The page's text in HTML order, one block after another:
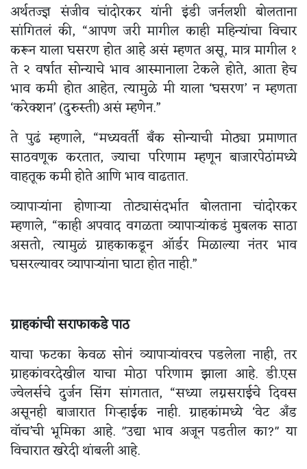
अर्थतज्ज्ञ संजीव चांदोरकर यांनी इंडी जर्नलशी बोलताना
सांगितलं की, “आपण जरी मागील काही महिन्यांचा विचार
करून याला घसरण होत आहे असं म्हणत असू, मात्र मागील १
ते २ वर्षात सोन्याचे भाव आस्मानाला टेकले होते, आता हेच
भाव कमी होत आहेत, त्यामुळे मी याला ‘घसरण’ न म्हणता
‘करेक्शन’ (दुरुस्ती) असं म्हणेन.”
ते पुढं म्हणाले, “मध्यवर्ती बँक सोन्याची मोठ्या प्रमाणात
साठवणूक करतात, ज्याचा परिणाम म्हणून बाजारपेठांमध्ये
वाहतूक कमी होते आणि भाव वाढतात.
व्यापाऱ्यांना होणाऱ्या तोट्यासंदर्भात बोलताना चांदोरकर
म्हणाले, “काही अपवाद वगळता व्यापाऱ्यांकडं मुबलक साठा
असतो, त्यामुळं ग्राहकाकडून ऑर्डर मिळाल्या नंतर भाव
घसरल्यावर व्यापाऱ्यांना घाटा होत नाही.”
ग्राहकांची सराफाकडे पाठ
याचा फटका केवळ सोनं व्यापाऱ्यांवरच पडलेला नाही, तर
ग्राहकांवरदेखील याचा मोठा परिणाम झाला आहे. डी.एस
ज्वेलर्सचे दुर्जन सिंग सांगतात, “सध्या लग्नसराईचे दिवस
असूनही बाजारात गिऱ्हाईक नाही. ग्राहकांमध्ये ‘वेट अँड
वॉच’ची भूमिका आहे. "उद्या भाव अजून पडतील का?" या
विचारात खरेदी थांबली आहे.